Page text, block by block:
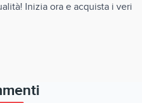
Inizia ora e acquista i veri